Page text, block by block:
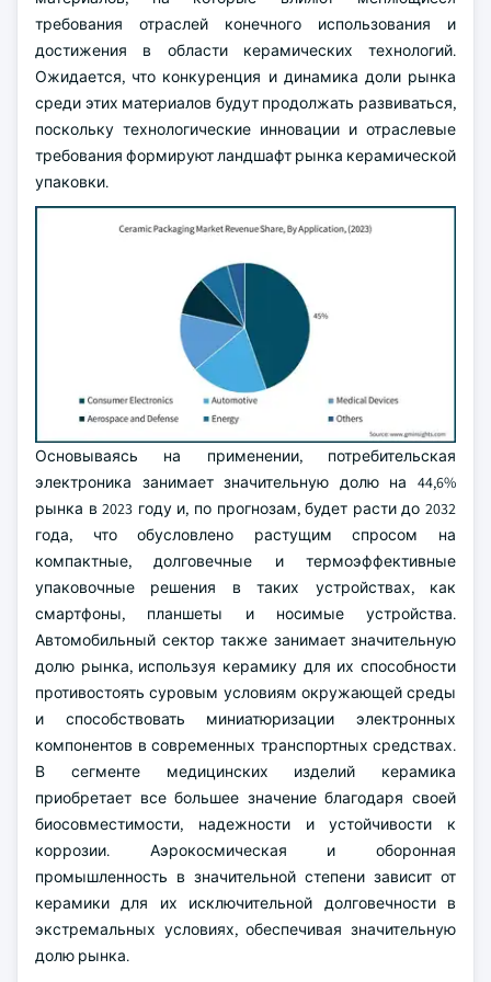
требования отраслей конечного использования и
достижения в области керамических технологий.
Ожидается, что конкуренция и динамика доли рынка
среди этих материалов будут продолжать развиваться,
поскольку технологические инновации и отраслевые
требования формируют ландшафт рынка керамической
упаковки.
Основываясь на применении, потребительская
электроника занимает значительную долю на 44,6%
рынка в 2023 году и, по прогнозам, будет расти до 2032
года, что обусловлено растущим спросом на
компактные, долговечные и термоэффективные
упаковочные решения в таких устройствах, как
смартфоны, планшеты и носимые устройства.
Автомобильный сектор также занимает значительную
долю рынка, используя керамику для их способности
противостоять суровым условиям окружающей среды
и способствовать миниатюризации электронных
компонентов в современных транспортных средствах.
В сегменте медицинских изделий керамика
приобретает все большее значение благодаря своей
биосовместимости, надежности и устойчивости к
коррозии. Аэрокосмическая и оборонная
промышленность в значительной степени зависит от
керамики для их исключительной долговечности в
экстремальных условиях, обеспечивая значительную
долю рынка.